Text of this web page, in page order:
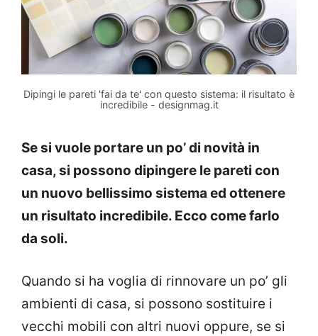
Dipingi le pareti 'fai da te' con questo sistema: il risultato è
incredibile - designmag.it
Se si vuole portare un po’ di novità in
casa, si possono dipingere le pareti con
un nuovo bellissimo sistema ed ottenere
un risultato incredibile. Ecco come farlo
da soli.
Quando si ha voglia di rinnovare un po’ gli
ambienti di casa, si possono sostituire i
vecchi mobili con altri nuovi oppure, se si